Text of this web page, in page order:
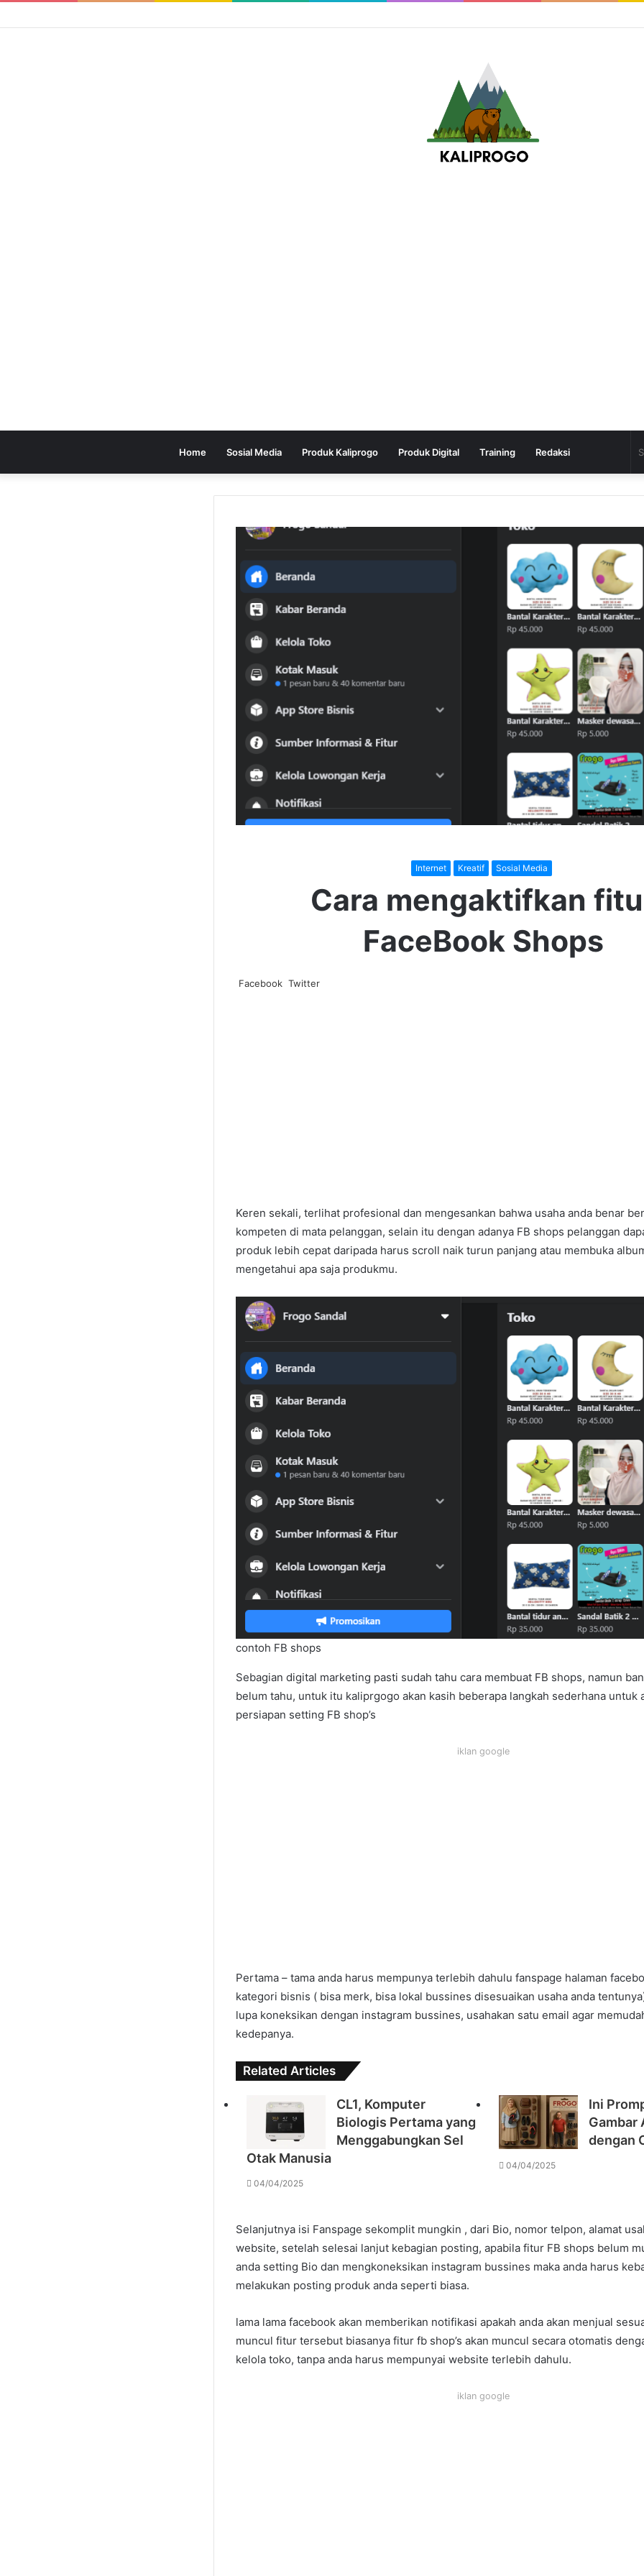
Home Sosial Media Produk Kaliprogo Produk Digital Training Redaksi
skin
Article
Internet Kreatif Sosial Media
Cara mengaktifkan
FaceBook Shops
Facebook Twitter
Keren sekali, terlihat profesional dan mengesankan bahwa usaha anda benar
kompeten di mata pelanggan, selain itu dengan adanya FB shops pelanggan
produk lebih cepat daripada harus scroll naik turun panjang atau membuka
mengetahui apa saja produkmu.
contoh FB shops
Sebagian digital marketing pasti sudah tahu cara membuat FB shops, namun
belum tahu, untuk itu kaliprgogo akan kasih beberapa langkah sederhana untuk
persiapan setting FB shop’s
iklan google
Pertama – tama anda harus mempunya terlebih dahulu fanspage halaman
kategori bisnis ( bisa merk, bisa lokal bussines disesuaikan usaha anda
lupa koneksikan dengan instagram bussines, usahakan satu email agar
kedepanya.
Related Articles
CL1, Komputer
Biologis Pertama yang
Menggabungkan Sel
Otak Manusia
04/04/2025
Ini
Gambar
dengan
04/04/2025
Selanjutnya isi Fanspage sekomplit mungkin , dari Bio, nomor telpon, alamat
website, setelah selesai lanjut kebagian posting, apabila fitur FB shops belum
anda setting Bio dan mengkoneksikan instagram bussines maka anda harus
melakukan posting produk anda seperti biasa.
lama lama facebook akan memberikan notifikasi apakah anda akan menjual
muncul fitur tersebut biasanya fitur fb shop’s akan muncul secara otomatis
kelola toko, tanpa anda harus mempunyai website terlebih dahulu.
iklan google